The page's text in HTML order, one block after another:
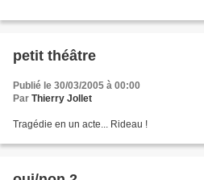
petit théâtre
Publié le 30/03/2005 à 00:00
Par Thierry Jollet
Tragédie en un acte... Rideau !